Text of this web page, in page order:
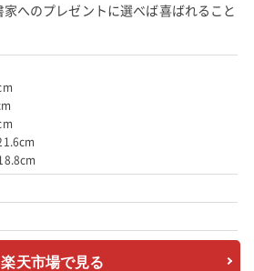
へのプレゼントに選べば喜ばれること
楽天市場で見る